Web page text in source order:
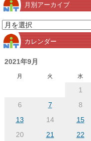
月別アーカイブ
月
別
ア
ー
カレンダー
2021年9月
月 火 水
1
6
7 8
13
14 15
20
21 22